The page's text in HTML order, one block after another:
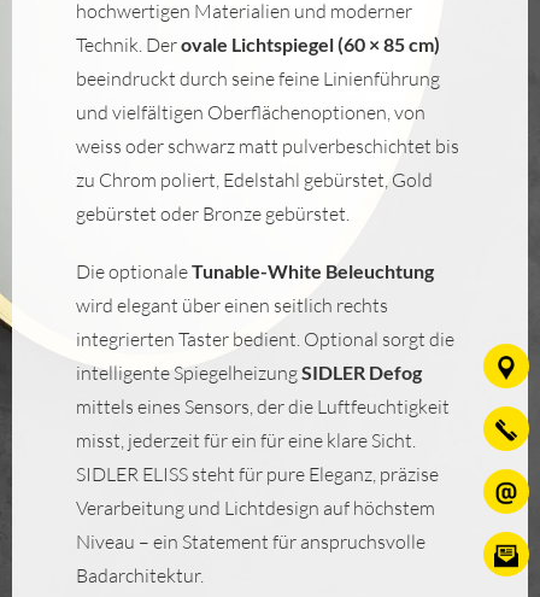
hochwertigen Materialien und moderner
Technik. Derovale Lichtspiegel (60 × 85 cm)
beeindruckt durch seine feine Linienführung
und vielfältigen Oberflächenoptionen, von
weiss oder schwarz matt pulverbeschichtet bis
zu Chrom poliert, Edelstahl gebürstet, Gold
gebürstet oder Bronze gebürstet.
Die optionaleTunable-White Beleuchtung
wird elegant über einen seitlich rechts
integrierten Taster bedient. Optional sorgt die
intelligente SpiegelheizungSIDLER Defog
mittels eines Sensors, der die Luftfeuchtigkeit
misst, jederzeit für ein für eine klare Sicht.
SIDLER ELISS steht für pure Eleganz, präzise
Verarbeitung und Lichtdesign auf höchstem
Niveau – ein Statement für anspruchsvolle
Badarchitektur.